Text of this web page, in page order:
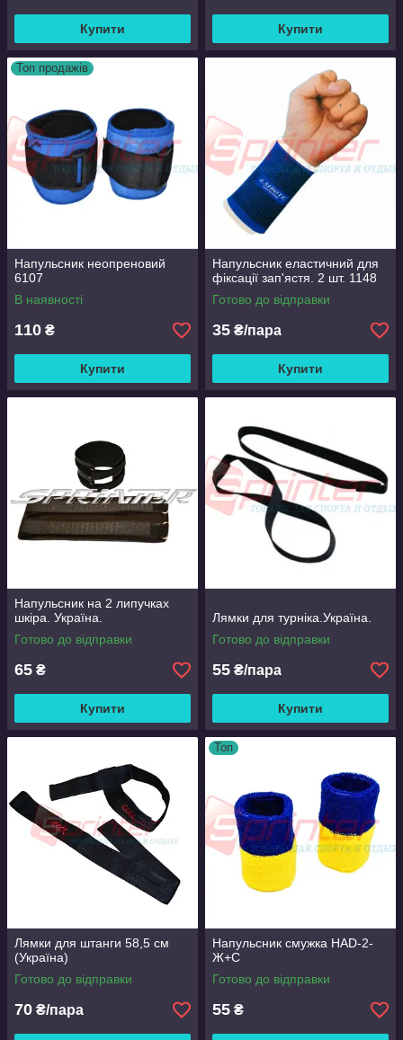
Купити Купити
Топ продажів
Напульсник неопреновий
6107
В наявності
110 ₴
Купити
Напульсник еластичний для
фіксації зап'ястя. 2 шт. 1148
Готово до відправки
35 ₴/пара
Купити
Напульсник на 2 липучках
шкіра. Україна.
Готово до відправки
65 ₴
Купити
Лямки для турніка.Україна.
Готово до відправки
55 ₴/пара
Купити
Лямки для штанги 58,5 см
(Україна)
Готово до відправки
70 ₴/пара
Топ
Напульсник смужка HAD-2-
Ж+С
Готово до відправки
55 ₴